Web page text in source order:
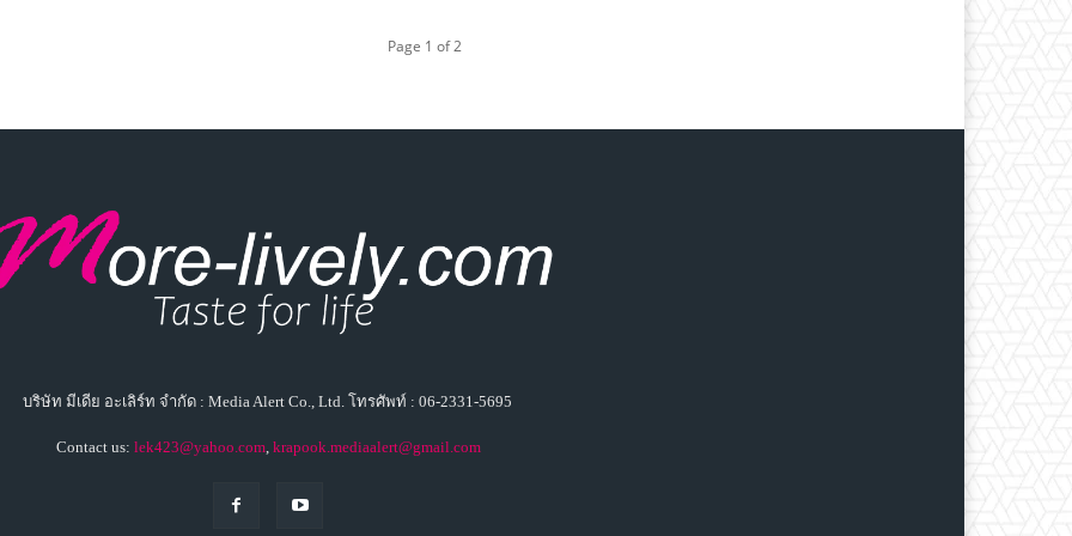
Page 1 of 2
บริษัท มีเดีย อะเลิร์ท จำกัด : Media Alert Co., Ltd. โทรศัพท์ : 06-2331-5695
Contact us: lek423@yahoo.com, krapook.mediaalert@gmail.com